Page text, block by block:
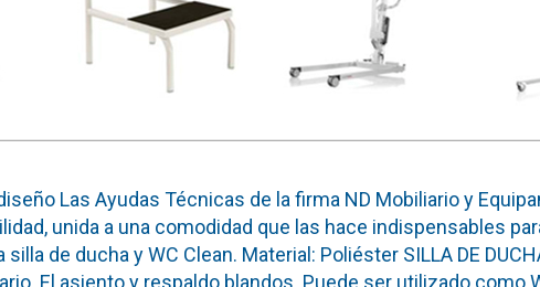
Las Ayudas Técnicas de la firma ND Mobiliario y
unida a una comodidad que las hace indispensables
de ducha y WC Clean. Material: Poliéster SILLA DE
El asiento y respaldo blandos. Puede ser utilizado como